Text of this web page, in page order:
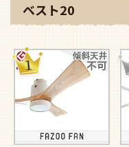
ベスト20